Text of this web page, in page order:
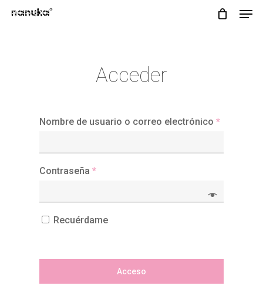
Skip
Acceder
Nombre de usuario o correo electrónico *
Contraseña *
Recuérdame
Acceso